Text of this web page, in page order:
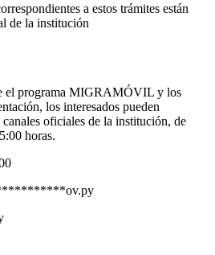
a estos trámites están
de la institución
el programa MIGRAMÓVIL y los
los interesados pueden
oficiales de la institución, de
horas.
ov.py